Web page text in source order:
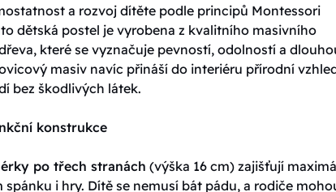
a rozvoj dítěte podle principů Montessori
dětská postel je vyrobena z kvalitního masivního
které se vyznačuje pevností, odolností a
masiv navíc přináší do interiéru přírodní
bez škodlivých látek.
konstrukce
po třech stranách (výška 16 cm) zajišťují
spánku i hry. Dítě se nemusí bát pádu, a rodiče